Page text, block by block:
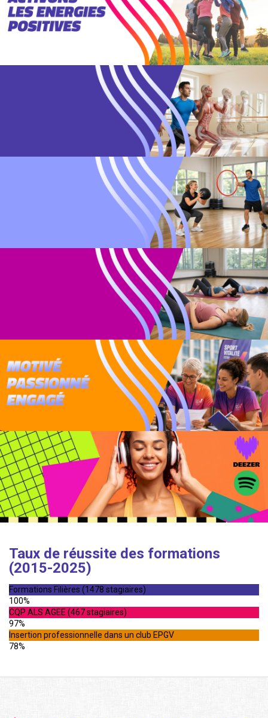
Taux de réussite des formations
(2015-2025)
Formations Filières (1478 stagiaires)
100%
CQP ALS AGEE (467 stagiaires)
97%
Insertion professionnelle dans un club EPGV
78%